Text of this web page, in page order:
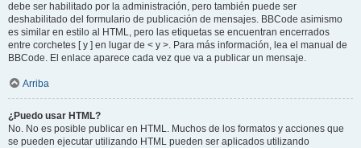
debe ser habilitado por la administración, pero también puede ser
deshabilitado del formulario de publicación de mensajes. BBCode asimismo
es similar en estilo al HTML, pero las etiquetas se encuentran encerrados
entre corchetes [ y ] en lugar de < y >. Para más información, lea el manual de
BBCode. El enlace aparece cada vez que va a publicar un mensaje.
Arriba
¿Puedo usar HTML?
No. No es posible publicar en HTML. Muchos de los formatos y acciones que
se pueden ejecutar utilizando HTML pueden ser aplicados utilizando